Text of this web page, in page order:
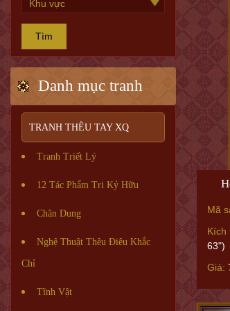
Tìm
Danh mục tranh
TRANH THÊU TAY XQ
Tranh Triết Lý
12 Tác Phẩm Tri Kỷ Hữu
Chân Dung
Nghệ Thuật Thêu Điêu Khắc
Chỉ
Tĩnh Vật
Mã
Kích
63")
Giá: